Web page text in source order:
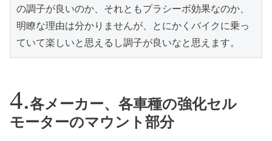
の調子が良いのか、それともプラシーボ効果なのか、
明瞭な理由は分かりませんが、とにかくバイクに乗っ
ていて楽しいと思えるし調子が良いなと思えます。
各メーカー、各車種の強化セル
モーターのマウント部分